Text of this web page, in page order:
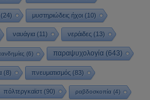
(24) μυστηριώδεις ήχοι (10)
ναυάγια(11) νεράιδες(13)
(6) παραψυχολογία(643)
(8) πνευματισμός(83)
πόλτεργκαϊστ(90) ραβδοσκοπία (4)